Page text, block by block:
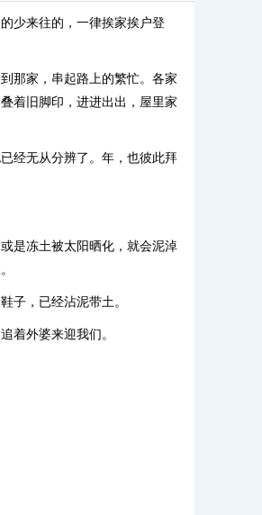
少来往的，一律挨家挨户登
那家，串起路上的繁忙。各家
着旧脚印，进进出出，屋里家
经无从分辨了。年，也彼此拜
是冻土被太阳晒化，就会泥淖
子，已经沾泥带土。
着外婆来迎我们。